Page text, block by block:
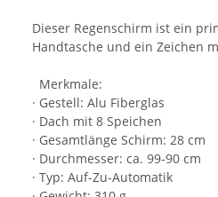
Dieser Regenschirm ist ein
Handtasche und ein Zeichen
Merkmale:
· Gestell: Alu Fiberglas
· Dach mit 8 Speichen
· Gesamtlänge Schirm: 28 cm
· Durchmesser: ca. 99-90 cm
· Typ: Auf-Zu-Automatik